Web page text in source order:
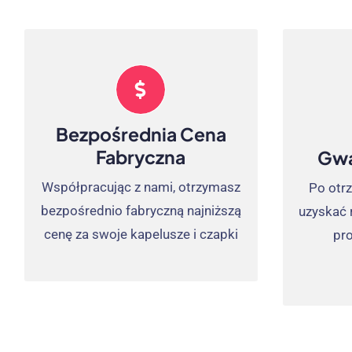
Bezpośrednia Cena
Fabryczna
Współpracując z nami, otrzymasz
bezpośrednio fabryczną najniższą
cenę za swoje kapelusze i czapki
Będziesz Bardziej
Konkurencyjny
Jesteśmy bezpośrednim
dostawcą fabrycznym, które
sprawią, że Twoja firma będzie
bardziej elastyczna i niska cena
przy zakupie, więcej kosztów i
oszczędności energii dla Ciebie.
Po
uzyskać